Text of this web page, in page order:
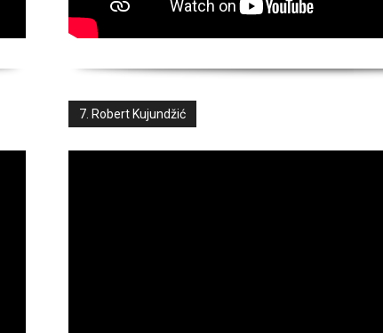
7. Robert Kujundžić